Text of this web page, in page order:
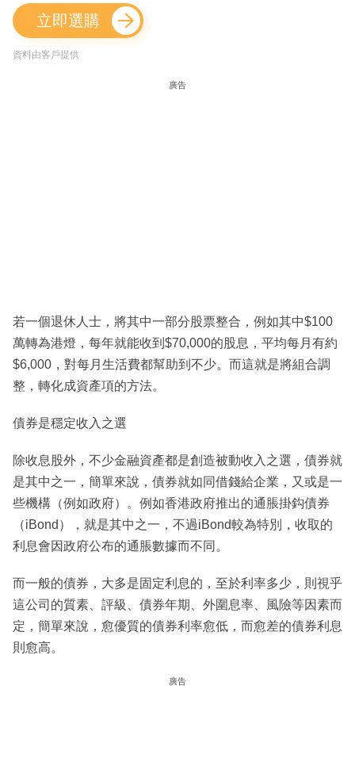
立即選購
資料由客戶提供
廣告
若一個退休人士，將其中一部分股票整合，例如其中$100
萬轉為港燈，每年就能收到$70,000的股息，平均每月有約
$6,000，對每月生活費都幫助到不少。而這就是將組合調
整，轉化成資產項的方法。
債券是穩定收入之選
除收息股外，不少金融資產都是創造被動收入之選，債券就
是其中之一，簡單來說，債券就如同借錢給企業，又或是一
些機構（例如政府）。例如香港政府推出的通脹掛鈎債券
（iBond），就是其中之一，不過iBond較為特別，收取的
利息會因政府公布的通脹數據而不同。
而一般的債券，大多是固定利息的，至於利率多少，則視乎
這公司的質素、評級、債券年期、外圍息率、風險等因素而
定，簡單來說，愈優質的債券利率愈低，而愈差的債券利息
則愈高。
廣告